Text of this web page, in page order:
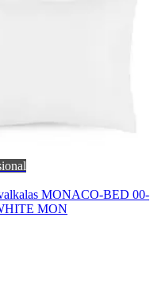
MONACO-BED 00-
MON